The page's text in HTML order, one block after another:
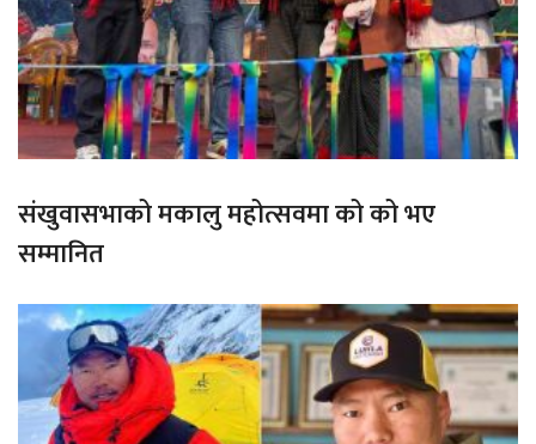
संखुवासभाको मकालु महोत्सवमा को को भए
सम्मानित